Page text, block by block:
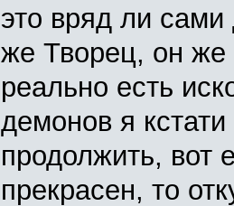
это вряд ли
же Творец, он же
реально есть
демонов я
продолжить, вот
прекрасен, то